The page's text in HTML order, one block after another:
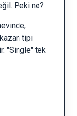
Peki ne?
tipi
"Single" tek